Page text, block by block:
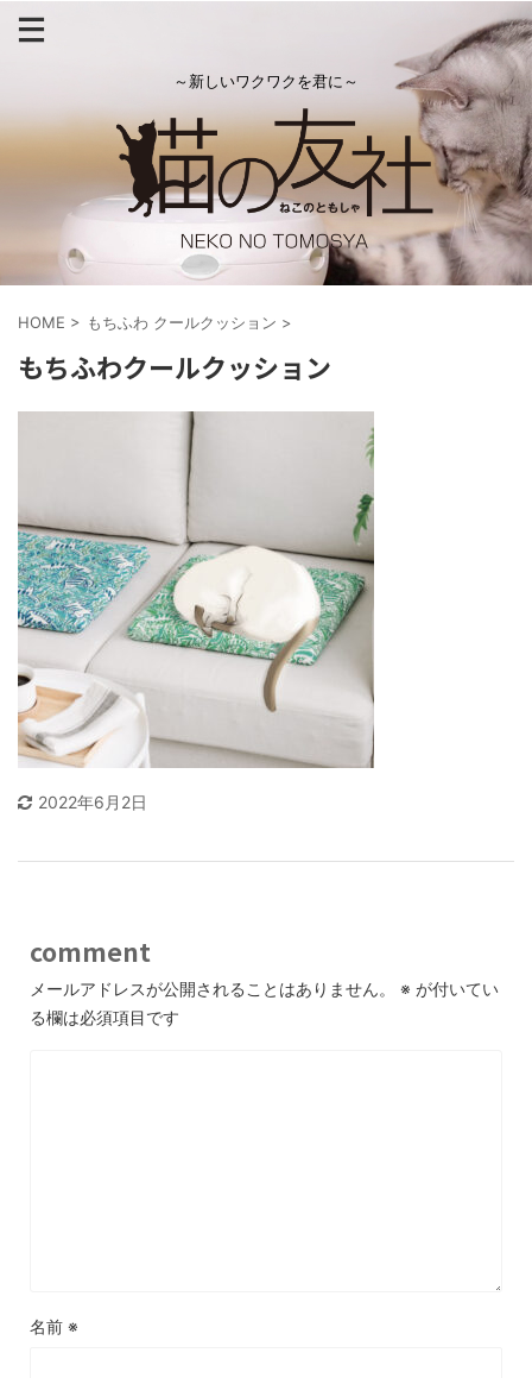
～新しいワクワクを君に～
HOME > もちふわ クールクッション >
もちふわクールクッション
2022年6月2日
comment
メールアドレスが公開されることはありません。 ※ が付いてい
る欄は必須項目です
名前 ※